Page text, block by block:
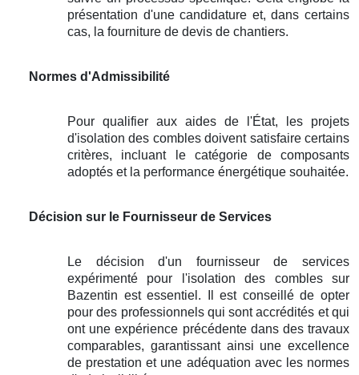
présentation d'une candidature et, dans certains
cas, la fourniture de devis de chantiers.
Normes d'Admissibilité
Pour qualifier aux aides de l'État, les projets
d'isolation des combles doivent satisfaire certains
critères, incluant le catégorie de composants
adoptés et la performance énergétique souhaitée.
Décision sur le Fournisseur de Services
Le décision d'un fournisseur de services
expérimenté pour l'isolation des combles sur
Bazentin est essentiel. Il est conseillé de opter
pour des professionnels qui sont accrédités et qui
ont une expérience précédente dans des travaux
comparables, garantissant ainsi une excellence
de prestation et une adéquation avec les normes